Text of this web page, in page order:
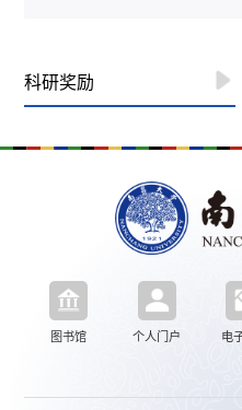
科研奖励
图书馆 个人门户 电